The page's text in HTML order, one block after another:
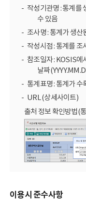
작성기관명 : 통계를
수 있음
조사명 : 통계가 생산
작성시점 : 통계를 조
참조일자 : KOSIS에
날짜
통계표명 : 통계가 수
URL (상세사이트)
출처 정보 확인방법(
이용시 준수사항